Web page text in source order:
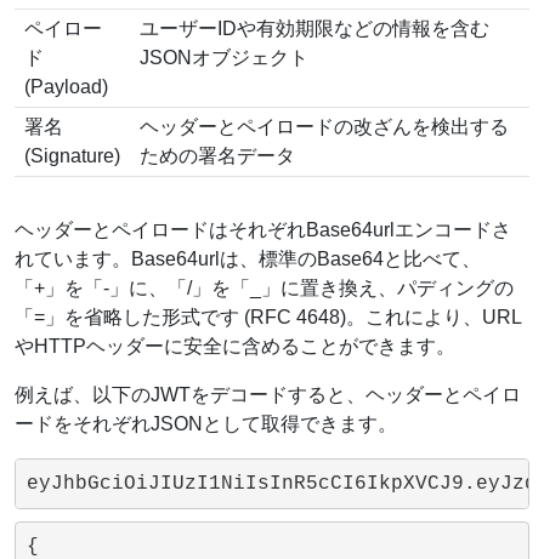
ペイロー
ド
(Payload)
ユーザーIDや有効期限などの情報を含む
JSONオブジェクト
署名
(Signature)
ヘッダーとペイロードの改ざんを検出する
ための署名データ
ヘッダーとペイロードはそれぞれBase64urlエンコードさ
れています。Base64urlは、標準のBase64と比べて、
「+」を「-」に、「/」を「_」に置き換え、パディングの
「=」を省略した形式です (RFC 4648)。これにより、URL
やHTTPヘッダーに安全に含めることができます。
例えば、以下のJWTをデコードすると、ヘッダーとペイロ
ードをそれぞれJSONとして取得できます。
{